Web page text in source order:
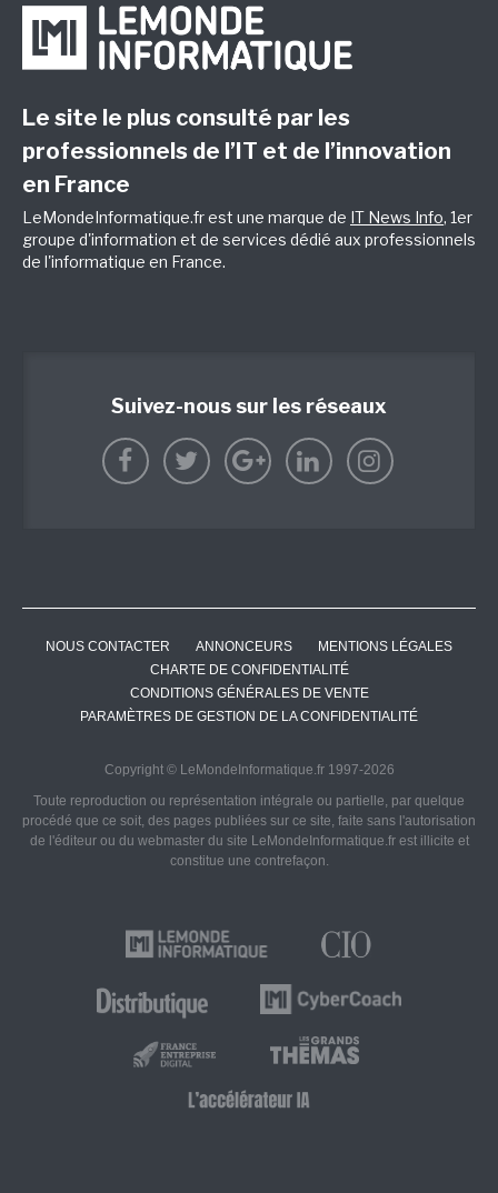
Le site le plus consulté par les
professionnels de l’IT et de l’innovation
en France
LeMondeInformatique.fr est une marque de IT News Info, 1er
groupe d'information et de services dédié aux professionnels
de l'informatique en France.
Suivez-nous sur les réseaux
NOUS CONTACTER ANNONCEURS
MENTIONS LÉGALES
CHARTE DE CONFIDENTIALITÉ
CONDITIONS GÉNÉRALES DE VENTE
PARAMÈTRES DE GESTION DE LA CONFIDENTIALITÉ
Copyright © LeMondeInformatique.fr 1997-2026
Toute reproduction ou représentation intégrale ou partielle, par quelque
procédé que ce soit, des pages publiées sur ce site, faite sans l'autorisation
de l'éditeur ou du webmaster du site LeMondeInformatique.fr est illicite et
constitue une contrefaçon.